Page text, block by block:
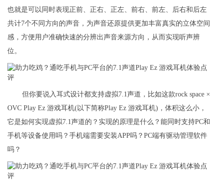
也就是可以同时表现正前、正右、正左、前右、前左、后右和后左
共计7个不同方向的声音，为声音还原提供更加丰富真实的立体空间
感，方便用户准确快速的分辨出声音来源方向，从而实现听声辨
位。
​但你要说入耳式设计都支持虚拟7.1声道，比如这款rock space ×
OVC Play Ez 游戏耳机(以下简称Play Ez 游戏耳机)，体积这么小，
它是如何实现虚拟7.1声道的？实现的原理是什么？能同时支持PC和
手机等设备使用吗？手机端需要安装APP吗？PC端有驱动管理软件
吗？